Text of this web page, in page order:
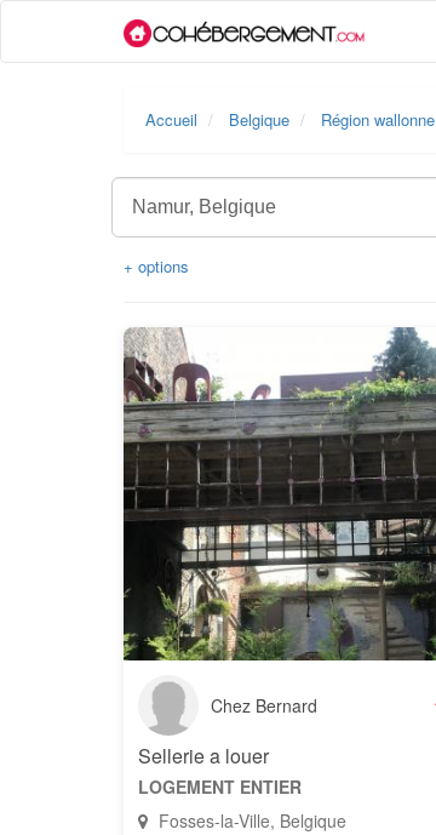
Accueil Belgique Région wallonne
+ options
Chez Bernard
Sellerie a louer
LOGEMENT ENTIER
Fosses-la-Ville, Belgique